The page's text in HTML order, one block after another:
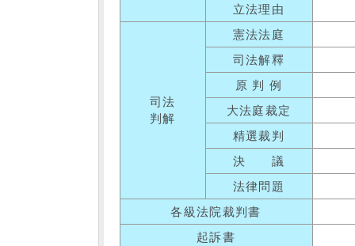
立法理由
司法
判解
憲法法庭
司法解釋
原 判 例
大法庭裁定
精選裁判
決 議
法律問題
各級法院裁判書
起訴書